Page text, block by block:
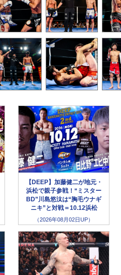
【DEEP】加藤健二が地元・
浜松で親子参戦！“ミスター
BD”川島悠汰は“胸毛ウナギ
ニキ”と対戦＝10.12浜松
（2026年08月02日UP）